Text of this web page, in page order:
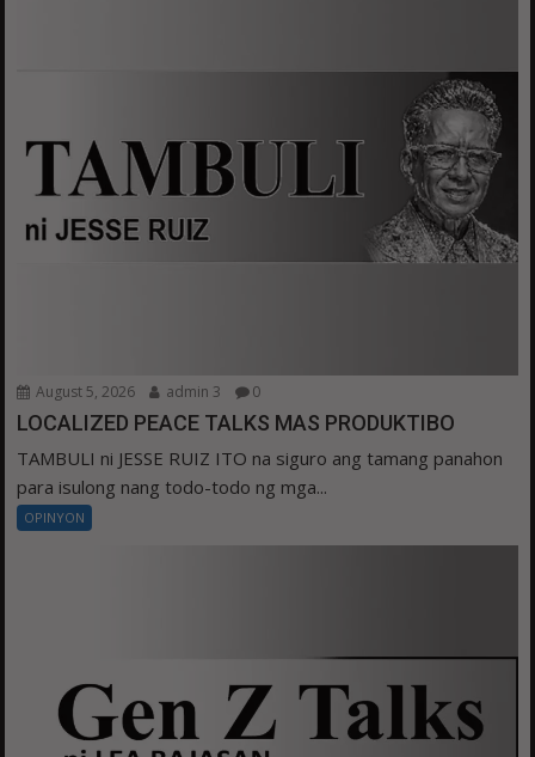
August 5, 2026 admin 3 0
LOCALIZED PEACE TALKS MAS PRODUKTIBO
TAMBULI ni JESSE RUIZ ITO na siguro ang tamang panahon
para isulong nang todo-todo ng mga...
OPINYON